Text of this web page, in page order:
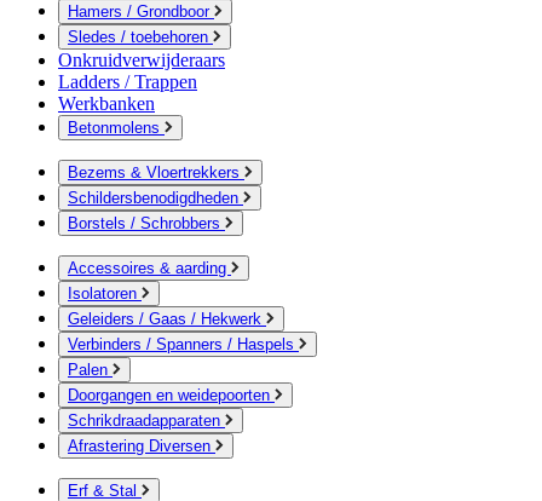
Hamers / Grondboor
Sledes / toebehoren
Onkruidverwijderaars
Ladders / Trappen
Werkbanken
Betonmolens
Bezems & Vloertrekkers
Schildersbenodigdheden
Borstels / Schrobbers
Accessoires & aarding
Isolatoren
Geleiders / Gaas / Hekwerk
Verbinders / Spanners / Haspels
Palen
Doorgangen en weidepoorten
Schrikdraadapparaten
Afrastering Diversen
Erf & Stal